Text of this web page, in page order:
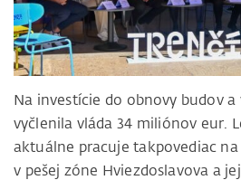
Na investície do obnovy budov
vyčlenila vláda 34 miliónov eur.
aktuálne pracuje takpovediac
v pešej zóne Hviezdoslavova a